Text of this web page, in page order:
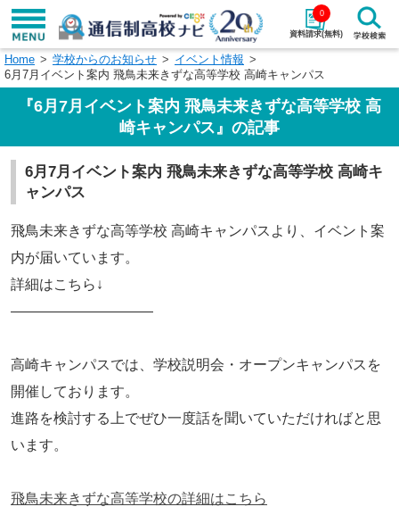
資料請求(無料)
0
学校名で探す
検索
エリアから探す
関東 北海道・東北
東海
四国 九州・沖縄
閉じる
Home 学校からのお知らせ
イベント情報
6月7月イベント案内 飛鳥未来きずな高等学校 高崎キャンパス
『6月7月イベント案内 飛鳥未来きずな高等学校 高
崎キャンパス』の記事
6月7月イベント案内 飛鳥未来きずな高等学校 高崎キ
ャンパス
飛鳥未来きずな高等学校 高崎キャンパスより、イベント案
内が届いています。
詳細はこちら↓
——————————
高崎キャンパスでは、学校説明会・オープンキャンパスを
開催しております。
進路を検討する上でぜひ一度話を聞いていただければと思
います。
飛鳥未来きずな高等学校の詳細はこちら